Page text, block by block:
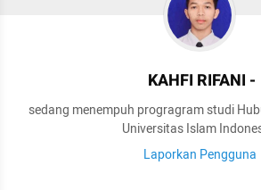
KAHFI RIFANI -
sedang menempuh progragram studi
Universitas Islam
Laporkan Pengguna